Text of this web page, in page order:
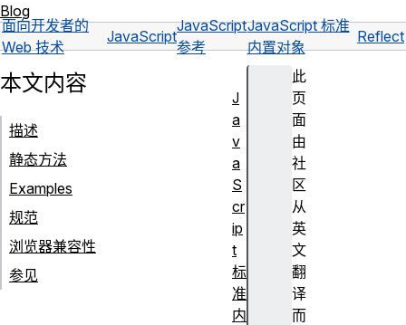
Blog
面向开发者的
Web 技术
JavaScript
JavaScript
参考
JavaScript 标准
内置对象
Reflect
此
页
面
由
社
区
从
英
文
翻
译
而
本文内容
描述
静态方法
Examples
规范
浏览器兼容性
参见
J
a
v
a
S
cr
ip
t
标
准
内